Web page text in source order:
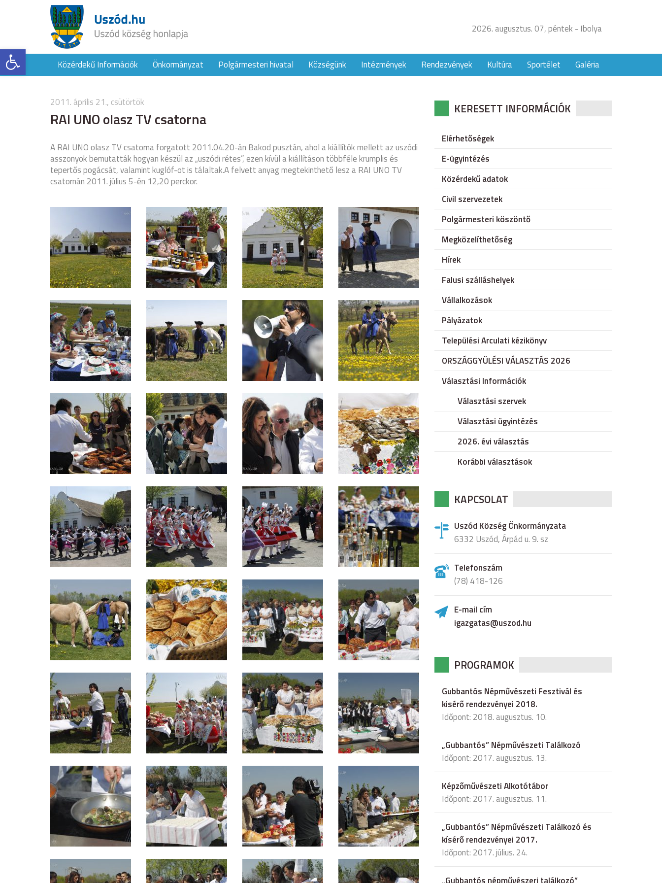
Eszköztár megnyitása
2026. augusztus. 07, péntek - Ibolya
Közérdekű Információk Önkormányzat Polgármesteri hivatal Községünk Intézmények Rendezvények Kultúra Sportélet Galéria
2011. április 21., csütörtök
RAI UNO olasz TV csatorna
A RAI UNO olasz TV csatorna forgatott 2011.04.20-án Bakod pusztán, ahol a kiállítók mellett az uszódi
asszonyok bemutatták hogyan készül az „uszódi rétes”, ezen kívül a kiállításon többféle krumplis és
tepertős pogácsát, valamint kuglóf-ot is tálaltak.A felvett anyag megtekinthető lesz a RAI UNO TV
csatornán 2011. július 5-én 12,20 perckor.
KERESETT INFORMÁCIÓK
Elérhetőségek
E-ügyintézés
Közérdekű adatok
Civil szervezetek
Polgármesteri köszöntő
Megközelíthetőség
Hírek
Falusi szálláshelyek
Vállalkozások
Pályázatok
Települési Arculati kézikönyv
ORSZÁGGYÜLÉSI VÁLASZTÁS 2026
Választási Információk
Választási szervek
Választási ügyintézés
2026. évi választás
Korábbi választások
KAPCSOLAT
Uszód Község Önkormányzata
6332 Uszód, Árpád u. 9. sz
Telefonszám
(78) 418-126
E-mail cím
igazgatas@uszod.hu
PROGRAMOK
Gubbantós Népművészeti Fesztivál és
kisérő rendezvényei 2018.
Időpont: 2018. augusztus. 10.
„Gubbantós” Népművészeti Találkozó
Időpont: 2017. augusztus. 13.
Képzőművészeti Alkotótábor
Időpont: 2017. augusztus. 11.
„Gubbantós” Népművészeti Találkozó és
kísérő rendezvényei 2017.
Időpont: 2017. július. 24.